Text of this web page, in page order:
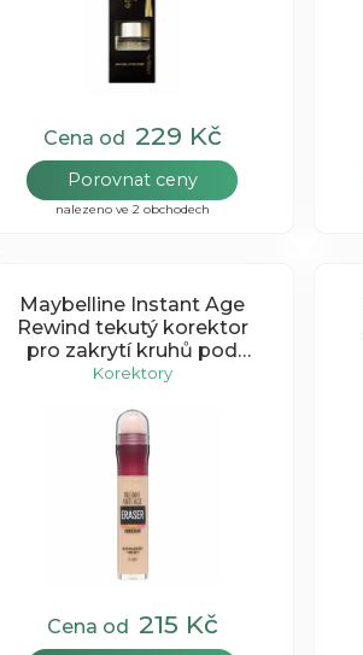
Cena od 229 Kč
Porovnat ceny
nalezeno ve 2 obchodech
Maybelline Instant Age
Rewind tekutý korektor
pro zakrytí kruhů pod
očima s pěnovým
Korektory
Cena od 215 Kč